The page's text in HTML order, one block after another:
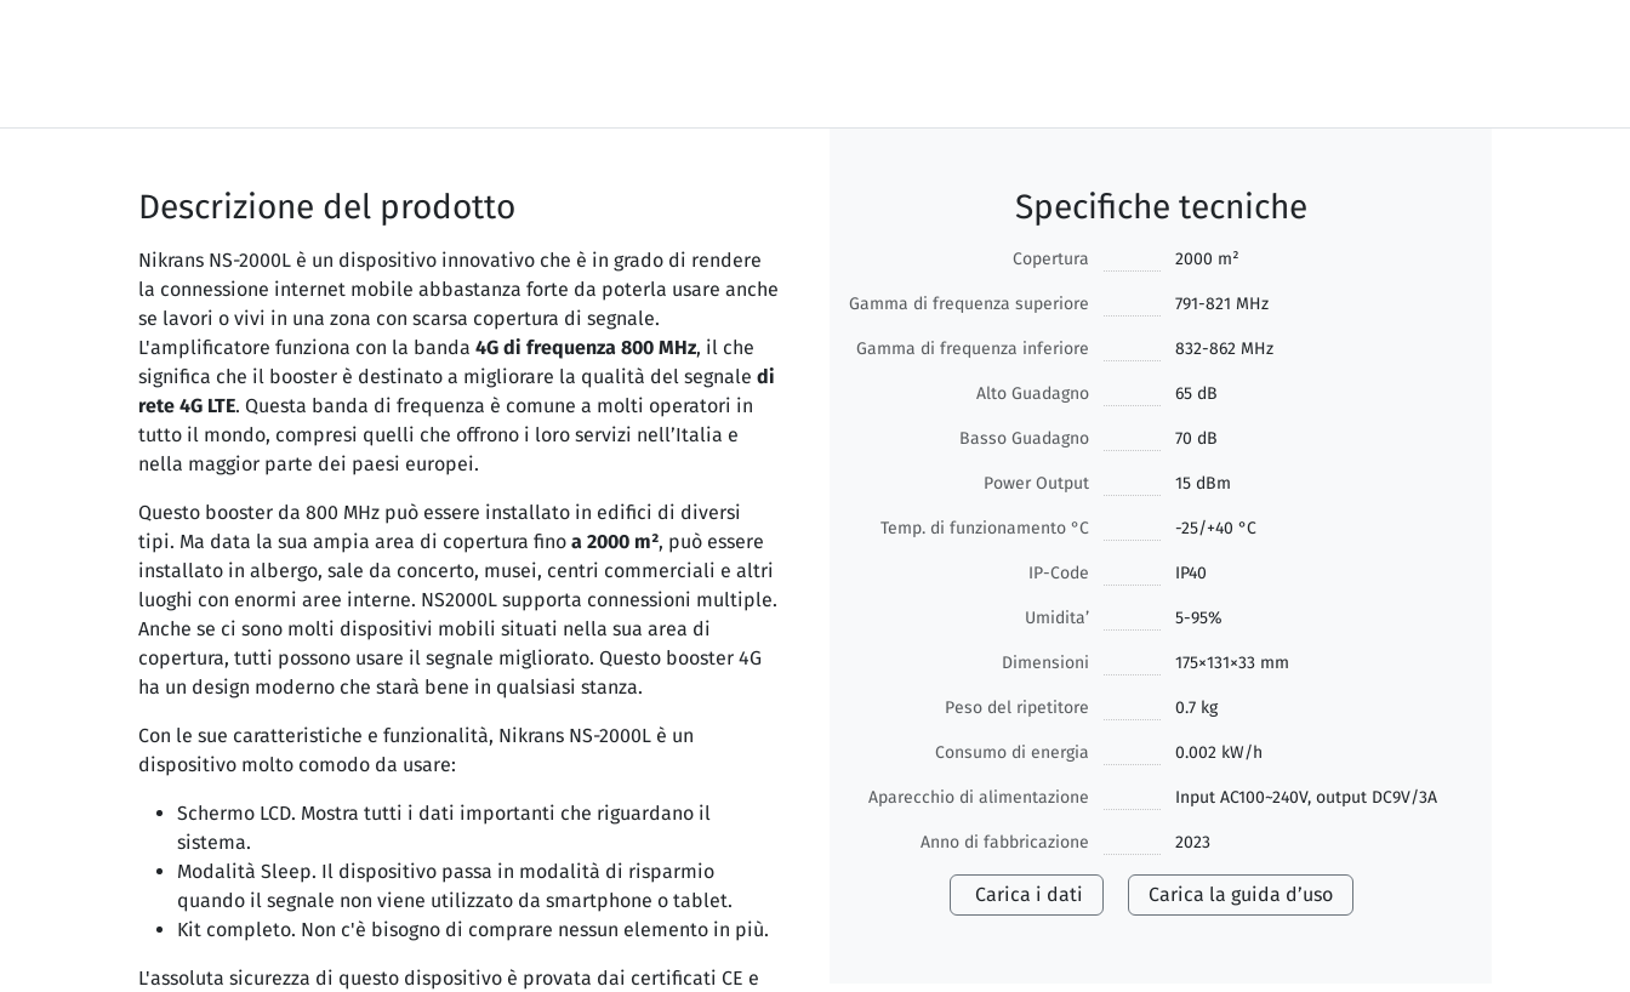
Descrizione del prodotto
Nikrans NS-2000L è un dispositivo innovativo che è in grado di rendere
la connessione internet mobile abbastanza forte da poterla usare anche
se lavori o vivi in una zona con scarsa copertura di segnale.
L'amplificatore funziona con la banda 4G di frequenza 800 MHz, il che
significa che il booster è destinato a migliorare la qualità del segnale di
rete 4G LTE. Questa banda di frequenza è comune a molti operatori in
tutto il mondo, compresi quelli che offrono i loro servizi nell’Italia e
nella maggior parte dei paesi europei.
Questo booster da 800 MHz può essere installato in edifici di diversi
tipi. Ma data la sua ampia area di copertura fino a 2000 m², può essere
installato in albergo, sale da concerto, musei, centri commerciali e altri
luoghi con enormi aree interne. NS2000L supporta connessioni multiple.
Anche se ci sono molti dispositivi mobili situati nella sua area di
copertura, tutti possono usare il segnale migliorato. Questo booster 4G
ha un design moderno che starà bene in qualsiasi stanza.
Con le sue caratteristiche e funzionalità, Nikrans NS-2000L è un
dispositivo molto comodo da usare:
Schermo LCD. Mostra tutti i dati importanti che riguardano il
sistema.
Modalità Sleep. Il dispositivo passa in modalità di risparmio
quando il segnale non viene utilizzato da smartphone o tablet.
Kit completo. Non c'è bisogno di comprare nessun elemento in più.
L'assoluta sicurezza di questo dispositivo è provata dai certificati CE e
Specifiche tecniche
Copertura 2000 m²
Gamma di frequenza superiore 791-821 MHz
Gamma di frequenza inferiore 832-862 MHz
Alto Guadagno 65 dB
Basso Guadagno 70 dB
Power Output 15 dBm
Temp. di funzionamento °C -25/+40 °C
IP-Code IP40
Umidita’ 5-95%
Dimensioni 175×131×33 mm
Peso del ripetitore 0.7 kg
Consumo di energia 0.002 kW/h
Aparecchio di alimentazione Input AC100~240V, output DC9V/3A
Anno di fabbricazione 2023
Carica i dati Carica la guida d’uso